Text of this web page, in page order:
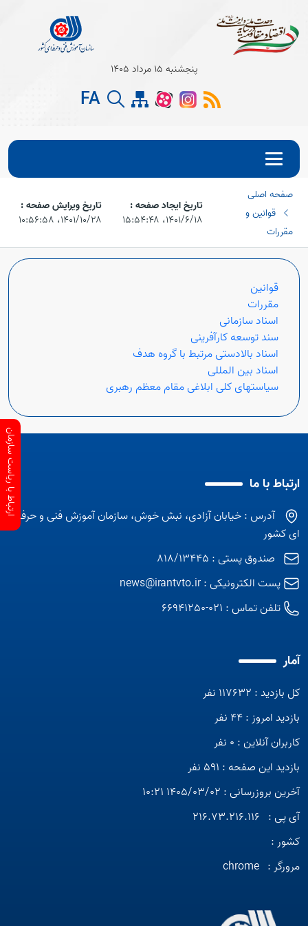
پنجشنبه 15 مرداد 1405
FA
صفحه اصلی
قوانین و
مقررات
تاریخ ایجاد صفحه :
۱۴۰۱/۶/۱۸،‏ ۱۵:۵۴:۴۸
تاریخ ویرایش صفحه :
۱۴۰۱/۱۰/۲۸،‏ ۱۰:۵۶:۵۸
قوانین
مقررات
اسناد سازمانی
سند توسعه کارآفرینی
اسناد بالادستی مرتبط با گروه هدف
اسناد بین المللی
سیاستهای کلی ابلاغی مقام معظم رهبری
ارتباط با ما
آدرس : خیابان آزادی، نبش خوش، سازمان آموزش فنی و حرفه
ای کشور
صندوق پستی : 818/13445
پست الکترونیکی :news@irantvto.ir
تلفن تماس : 021-66941250
آمار
کل بازدید : 117632 نفر
بازدید امروز : 44 نفر
کاربران آنلاین : 0 نفر
بازدید این صفحه : 591 نفر
آخرین بروزرسانی : 1405/03/02 10:21
آی پی : 216.73.216.116
کشور :
مرورگر : chrome
ارتباط با ریاست سازمان